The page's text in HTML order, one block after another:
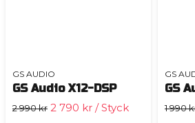
GS AUDIO
GS Audio X12-DSP
2 990 kr 2 790 kr / Styck
GS
GS
1 990